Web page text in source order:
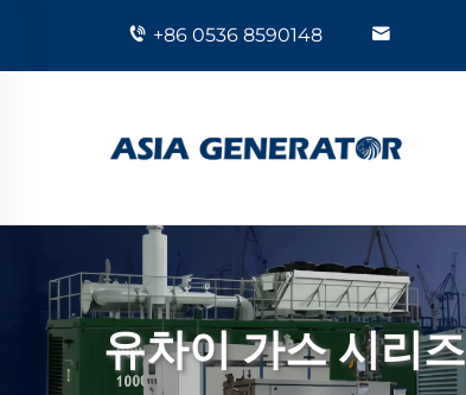
+86 0536 8590148
유차이 가스 시리즈